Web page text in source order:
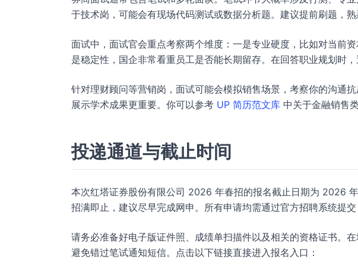
于技术岗，可能会有现场代码测试或数据分析题。建议提前刷题，熟
面试中，面试官会重点考察两个维度：一是专业硬度，比如对当前
是稳定性，国企非常看重员工是否能长期留存。在回答职业规划时，
针对理财顾问等营销岗，面试可能会模拟销售场景，考察你的沟通
展示学术成果更重要。你可以参考 UP 简历范文库 中关于金融销售
投递通道与截止时间
本次红塔证券股份有限公司 2026 年春招的报名截止日期为 2026
招满即止，建议尽早完成网申。所有申请均需通过官方招聘系统提交
请务必准备好电子版证件照、成绩单扫描件以及相关的资格证书。
避免错过笔试通知短信。点击以下链接直接进入报名入口：